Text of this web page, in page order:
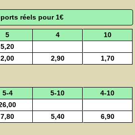
réels pour 1€
5 4
10
5,20
2,00 2,90 1,70
5-4 5-10
4-10
7,80 5,40 6,90